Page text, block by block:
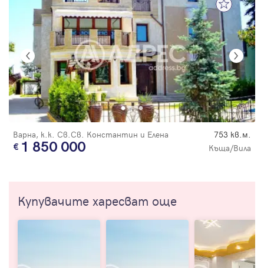
Варна, к.к. Св.Св. Константин и Елена 753 кв.м.
1 850 000 Къща/Вила
Купувачите харесват още